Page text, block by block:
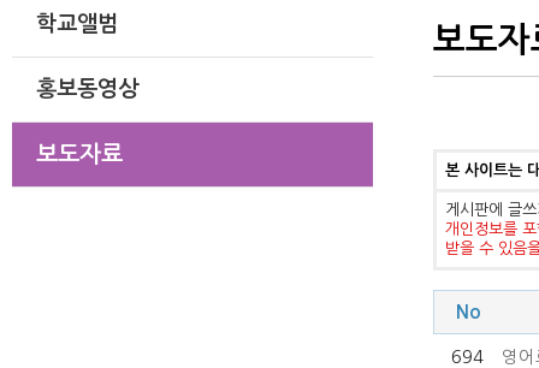
학교앨범
홍보동영상
보도자료
보도자
본 사이트는
게시판에 글
개인정보를
받을 수 있음
No
694 영